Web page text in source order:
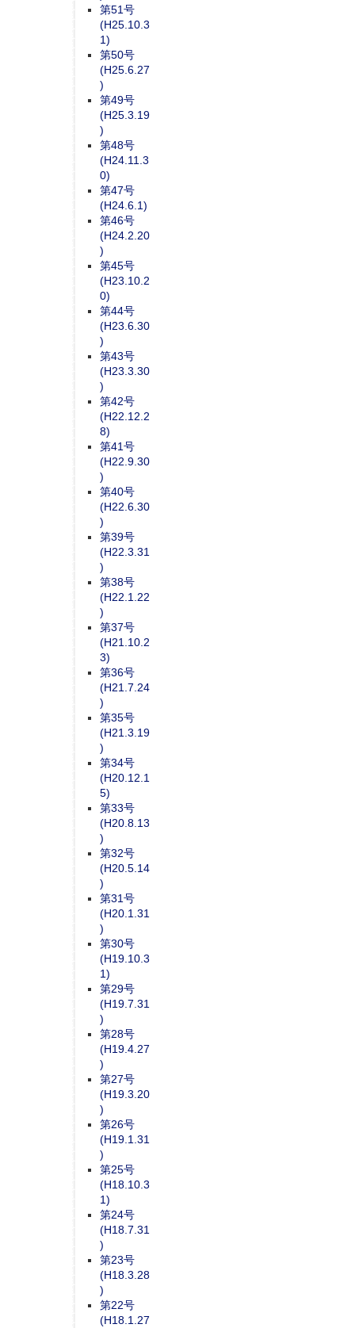
第51号
(H25.10.3
1)
第50号
(H25.6.27
)
第49号
(H25.3.19
)
第48号
(H24.11.3
0)
第47号
(H24.6.1)
第46号
(H24.2.20
)
第45号
(H23.10.2
0)
第44号
(H23.6.30
)
第43号
(H23.3.30
)
第42号
(H22.12.2
8)
第41号
(H22.9.30
)
第40号
(H22.6.30
)
第39号
(H22.3.31
)
第38号
(H22.1.22
)
第37号
(H21.10.2
3)
第36号
(H21.7.24
)
第35号
(H21.3.19
)
第34号
(H20.12.1
5)
第33号
(H20.8.13
)
第32号
(H20.5.14
)
第31号
(H20.1.31
)
第30号
(H19.10.3
1)
第29号
(H19.7.31
)
第28号
(H19.4.27
)
第27号
(H19.3.20
)
第26号
(H19.1.31
)
第25号
(H18.10.3
1)
第24号
(H18.7.31
)
第23号
(H18.3.28
)
第22号
(H18.1.27